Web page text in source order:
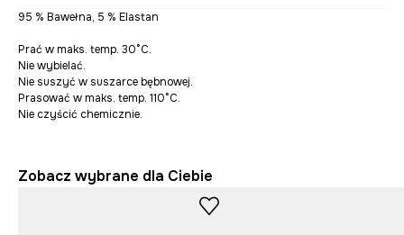
95 % Bawełna, 5 % Elastan
Prać w maks. temp. 30°C.
Nie wybielać.
Nie suszyć w suszarce bębnowej.
Prasować w maks. temp. 110°C.
Nie czyścić chemicznie.
Zobacz wybrane dla Ciebie